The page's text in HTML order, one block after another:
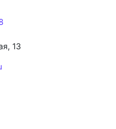
13